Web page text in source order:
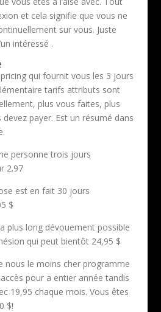
et cela signifie que vous ne
sur vous. Juste
intéressé .
qui fournit vous les 3 jours
tarifs attributs sont
plus vous faites, ​​plus
payer. Est un résumé dans
personne trois jours
2.97
est en fait 30 jours
$
plus long dévouement possible
qui peut bientôt 24,95 $
nous le moins cher programme
pour a entier année tandis
19,95 chaque mois. Vous êtes
$!